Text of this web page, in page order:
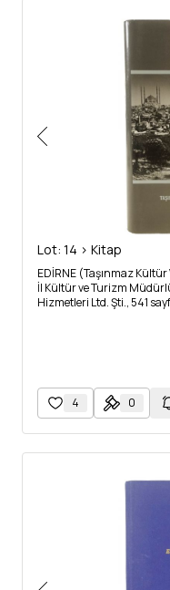
Lot: 14 > Kitap
EDİRNE (Taşınmaz Kültür
İl Kültür ve Turizm
Hizmetleri Ltd. Şti., 541
4 0